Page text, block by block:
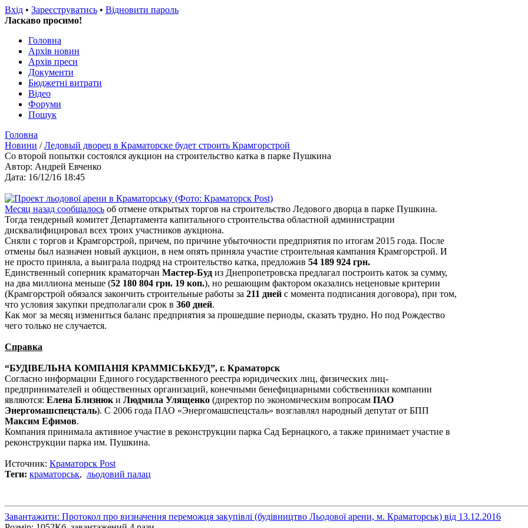
Вхід • Зареєструватись • Відновити пароль
Ласкаво просимо!
Головна
Архів новин
Архів преси
Документи
Бюджетні витрати
Відео
Форуми
Пошук
Головна
Новини /Ледовый дворец в Краматорске будет строить Крамгорстрой
Со второй попытки состоялся аукцион на строительство катка в парке Пушкина
Автор: Андрей Евченко
Дата: 16/12/16 18:45
Месяц назад сообщалось об отмене открытых торгов на строительство Ледового дворца в парке Пушкина.
Тогда тендерный комитет Департамента капитального строительства областной администрации
дисквалифицировал всех троих участников аукциона.
Сняли с торгов и Крамгорстрой, причем, по причине убыточности предприятия по итогам 2015 года. После
отмены был назначен новый аукцион, в нем опять приняла участие строительная кампания Крамгорстрой. И
не просто приняла, а выиграла подряд на строительство катка, предложив 54 189 924 грн.
Единственный соперник краматорчан Мастер-Буд из Днепропетровска предлагал построить каток за сумму,
на два миллиона меньше (52 180 804 грн. 19 коп.), но решающим фактором оказались неценовые критерии
(Крамгорстрой обязался закончить строительные работы за 211 дней с момента подписания договора), при том,
что условия закупки предполагали срок в 360 дней.
Как мог за месяц измениться баланс предприятия за прошедшие периоды, сказать трудно. Но под Рождество
чего только не случается.
Справка
“БУДІВЕЛЬНА КОМПАНІЯ КРАММІСЬКБУД”, г. Краматорск
Согласно информации Единого государственного реестра юридических лиц, физических лиц-
предпринимателей и общественных организаций, конечными бенефициарными собственники компании
являются: Елена Близнюк и Людмила Улященко (директор по экономическим вопросам ПАО
Энергомашспецсталь). С 2006 года ПАО «Энергомашспецсталь» возглавлял народный депутат от БПП
Максим Ефимов.
Компания принимала активное участие в реконструкции парка Сад Бернацкого, а также принимает участие в
реконструкции парка им. Пушкина.
Источник: Краматорск Post
Теги: краматорськ, льодовий палац
Завантажити: Протокол про визначення переможця закупівлі (будівництво Льодової арени, м. Краматорськ) від 13.12.2016